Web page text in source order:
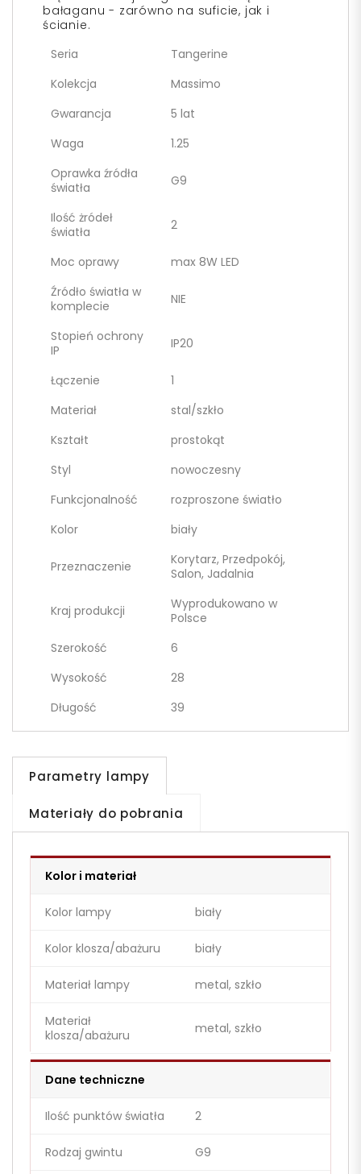
bałaganu - zarówno na suficie, jak i
ścianie.
Seria
Tangerine
Kolekcja
Massimo
Gwarancja
5 lat
Waga
1.25
Oprawka źródła
światła
G9
Ilość żródeł
światła
2
Moc oprawy
max 8W LED
Źródło światła w
komplecie
NIE
Stopień ochrony
IP
IP20
Łączenie
1
Materiał
stal/szkło
Kształt
prostokąt
Styl
nowoczesny
Funkcjonalność
rozproszone światło
Kolor
biały
Przeznaczenie
Korytarz, Przedpokój,
Salon, Jadalnia
Kraj produkcji
Wyprodukowano w
Polsce
Szerokość
6
Wysokość
28
Długość
39
Parametry lampy
Materiały do pobrania
Kolor i materiał
Kolor lampy biały
Kolor klosza/abażuru biały
Materiał lampy metal, szkło
Materiał
klosza/abażuru
metal, szkło
Dane techniczne
Ilość punktów światła 2
Rodzaj gwintu G9